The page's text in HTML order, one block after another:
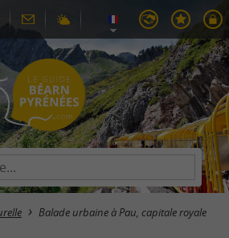
Balade urbaine à Pau, capitale royale